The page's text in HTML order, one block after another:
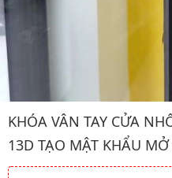
Hình ảnh đại diện của sản
KHÓA VÂN TAY CỬA
13D TẠO MẬT KHẨU